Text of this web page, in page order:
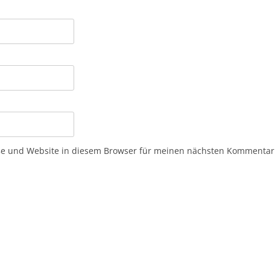
und Website in diesem Browser für meinen nächsten Kommentar